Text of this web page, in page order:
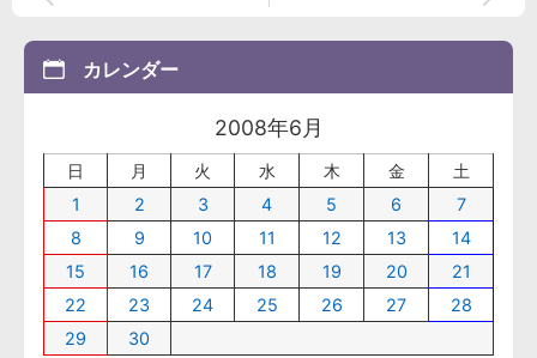
カレンダー
2008年6月
日 月 火 水 木 金
土
1
2 3 4 5 6
7
8
9 10 11 12 13
14
15
16 17 18 19 20
21
22
23 24 25 26 27
28
29
30